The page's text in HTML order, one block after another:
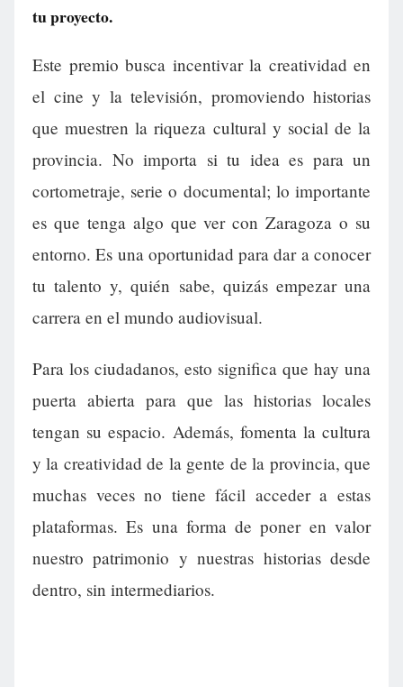
tu proyecto.
Este premio busca incentivar la creatividad en
el cine y la televisión, promoviendo historias
que muestren la riqueza cultural y social de la
provincia. No importa si tu idea es para un
cortometraje, serie o documental; lo importante
es que tenga algo que ver con Zaragoza o su
entorno. Es una oportunidad para dar a conocer
tu talento y, quién sabe, quizás empezar una
carrera en el mundo audiovisual.
Para los ciudadanos, esto significa que hay una
puerta abierta para que las historias locales
tengan su espacio. Además, fomenta la cultura
y la creatividad de la gente de la provincia, que
muchas veces no tiene fácil acceder a estas
plataformas. Es una forma de poner en valor
nuestro patrimonio y nuestras historias desde
dentro, sin intermediarios.